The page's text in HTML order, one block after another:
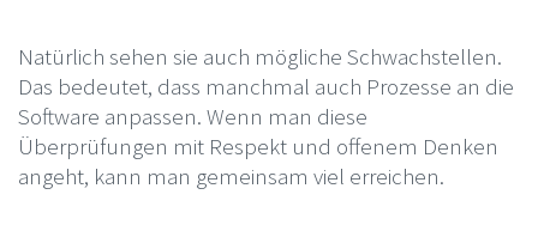
Natürlich sehen sie auch mögliche Schwachstellen.
Das bedeutet, dass manchmal auch Prozesse an die
Software anpassen. Wenn man diese
Überprüfungen mit Respekt und offenem Denken
angeht, kann man gemeinsam viel erreichen.